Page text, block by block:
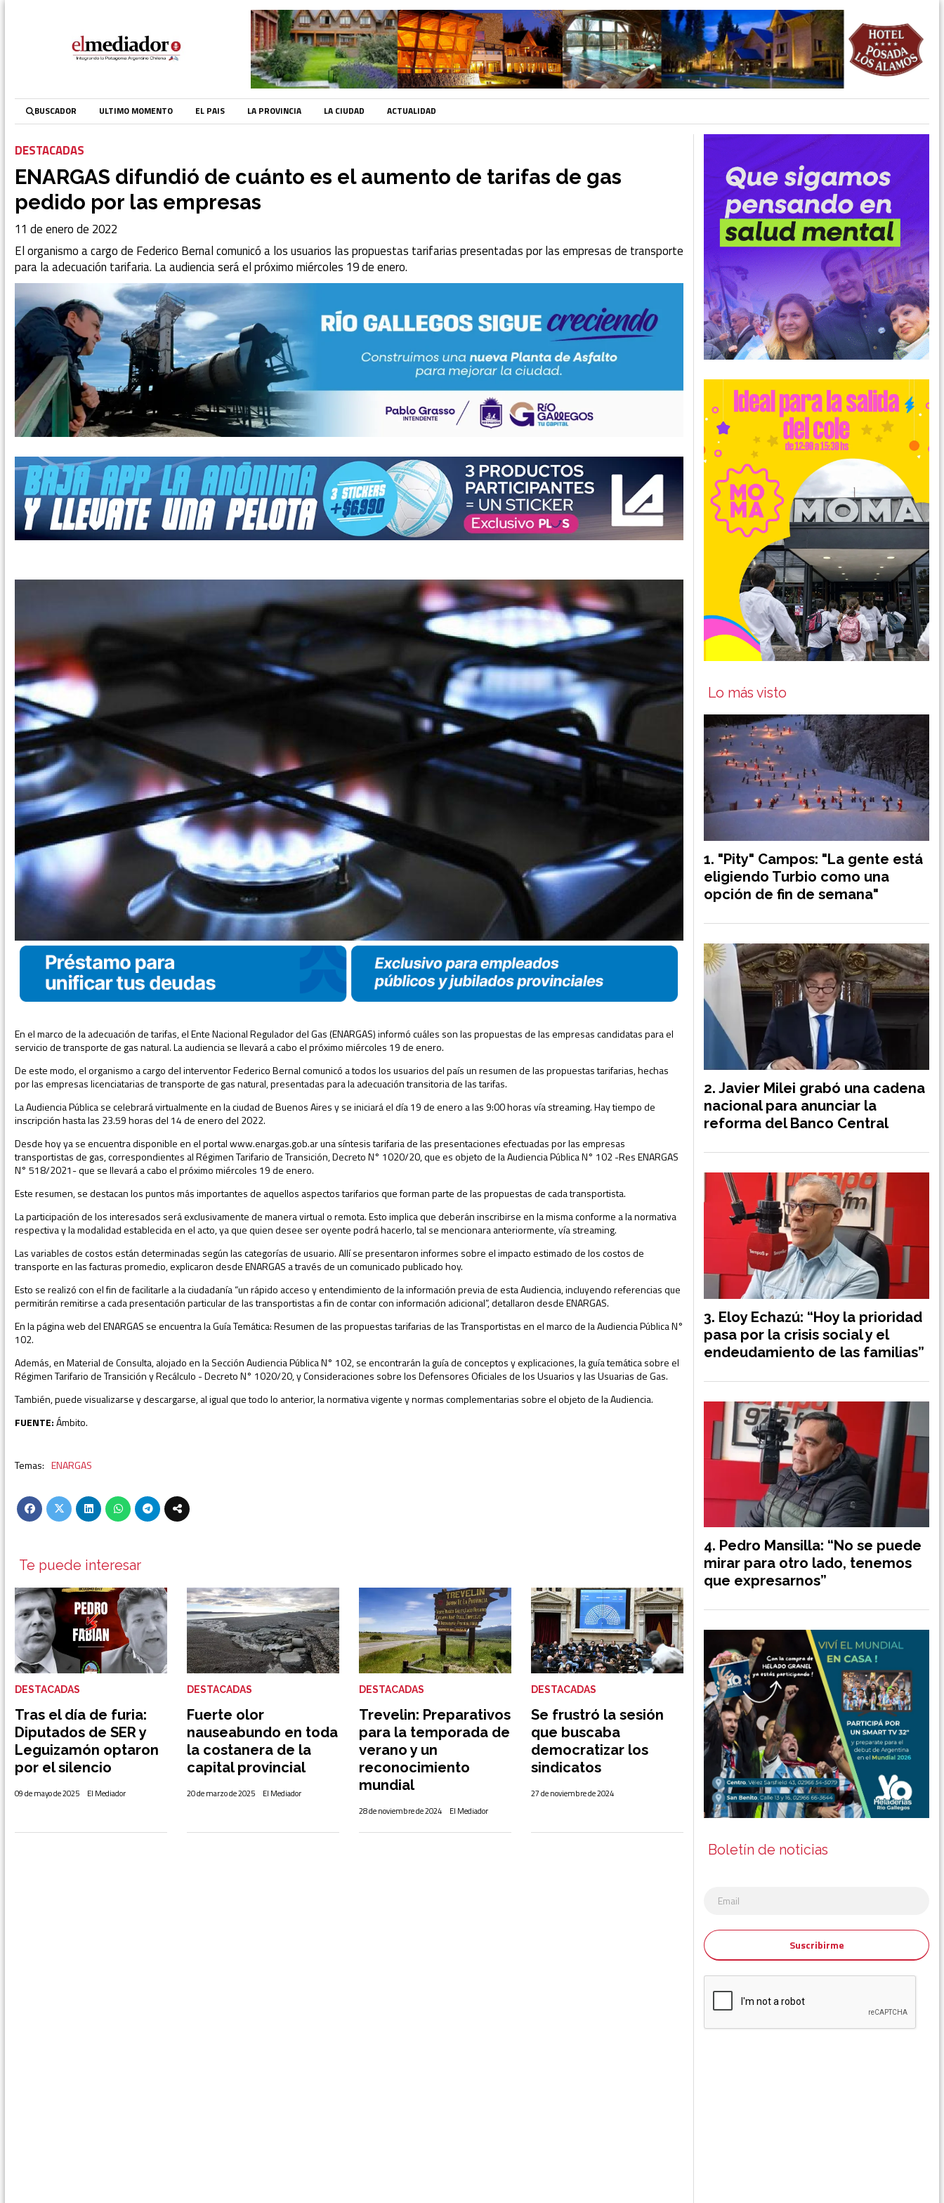
BUSCADOR ULTIMO MOMENTO EL PAIS LA PROVINCIA LA CIUDAD ACTUALIDAD
ENARGAS difundió de cuánto es el aumento de tarifas de gas
pedido por las empresas
El organismo a cargo de Federico Bernal comunicó a los usuarios las propuestas tarifarias presentadas por las empresas de transporte
para la adecuación tarifaria. La audiencia será el próximo miércoles 19 de enero.
DESTACADAS
11 de enero de 2022
En el marco de la adecuación de tarifas, el Ente Nacional Regulador del Gas (ENARGAS) informó cuáles son las propuestas de las empresas candidatas para el
servicio de transporte de gas natural. La audiencia se llevará a cabo el próximo miércoles 19 de enero.
De este modo, el organismo a cargo del interventor Federico Bernal comunicó a todos los usuarios del país un resumen de las propuestas tarifarias, hechas
por las empresas licenciatarias de transporte de gas natural, presentadas para la adecuación transitoria de las tarifas.
La Audiencia Pública se celebrará virtualmente en la ciudad de Buenos Aires y se iniciará el día 19 de enero a las 9:00 horas vía streaming. Hay tiempo de
inscripción hasta las 23.59 horas del 14 de enero del 2022.
Desde hoy ya se encuentra disponible en el portal www.enargas.gob.ar una síntesis tarifaria de las presentaciones efectuadas por las empresas
transportistas de gas, correspondientes al Régimen Tarifario de Transición, Decreto N° 1020/20, que es objeto de la Audiencia Pública N° 102 -Res ENARGAS
N° 518/2021- que se llevará a cabo el próximo miércoles 19 de enero.
Este resumen, se destacan los puntos más importantes de aquellos aspectos tarifarios que forman parte de las propuestas de cada transportista.
La participación de los interesados será exclusivamente de manera virtual o remota. Esto implica que deberán inscribirse en la misma conforme a la normativa
respectiva y la modalidad establecida en el acto, ya que quien desee ser oyente podrá hacerlo, tal se mencionara anteriormente, vía streaming.
Las variables de costos están determinadas según las categorías de usuario. Allí se presentaron informes sobre el impacto estimado de los costos de
transporte en las facturas promedio, explicaron desde ENARGAS a través de un comunicado publicado hoy.
Esto se realizó con el fin de facilitarle a la ciudadanía “un rápido acceso y entendimiento de la información previa de esta Audiencia, incluyendo referencias que
permitirán remitirse a cada presentación particular de las transportistas a fin de contar con información adicional”, detallaron desde ENARGAS.
En la página web del ENARGAS se encuentra la Guía Temática: Resumen de las propuestas tarifarias de las Transportistas en el marco de la Audiencia Pública N°
102.
Además, en Material de Consulta, alojado en la Sección Audiencia Pública N° 102, se encontrarán la guía de conceptos y explicaciones, la guía temática sobre el
Régimen Tarifario de Transición y Recálculo - Decreto N° 1020/20, y Consideraciones sobre los Defensores Oficiales de los Usuarios y las Usuarias de Gas.
También, puede visualizarse y descargarse, al igual que todo lo anterior, la normativa vigente y normas complementarias sobre el objeto de la Audiencia.
FUENTE:Ámbito.
ENARGAS
Te puede interesar
Tras el día de furia:
Diputados de SER y
Leguizamón optaron
por el silencio
El Mediador
DESTACADAS
09 de mayo de 2025
Fuerte olor
nauseabundo en toda
la costanera de la
capital provincial
El Mediador
DESTACADAS
20 de marzo de 2025
Trevelin: Preparativos
para la temporada de
verano y un
reconocimiento
mundial
El Mediador
DESTACADAS
28 de noviembre de 2024
Se frustró la sesión
que buscaba
democratizar los
sindicatos
DESTACADAS
27 de noviembre de 2024
Lo más visto
"Pity" Campos: "La gente está
eligiendo Turbio como una
opción de fin de semana"
Javier Milei grabó una cadena
nacional para anunciar la
reforma del Banco Central
Eloy Echazú: “Hoy la prioridad
pasa por la crisis social y el
endeudamiento de las familias”
Pedro Mansilla: “No se puede
mirar para otro lado, tenemos
que expresarnos”
Boletín de noticias
Suscribirme